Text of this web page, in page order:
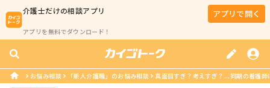
介護士だけの相談アプリ
アプリを無料でダウンロード！
アプリで開く
お悩み相談 「新人介護職」のお悩み相談 真面目すぎ？考えすぎ？...同期の看護